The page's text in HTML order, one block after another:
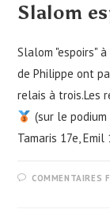
Slalom
Slalom "espoirs"
de Philippe ont
relais à trois.Les
(sur le podium
Tamaris 17e, Emil
COMMENTAIRES